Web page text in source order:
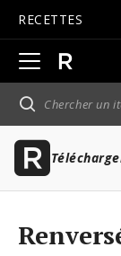
RECETTES
Ouvrir
la
navigation
principale